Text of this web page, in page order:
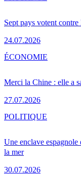
Sept pays votent
24.07.2026
Merci la Chine : elle a
27.07.2026
ÉCONOMIE
Une enclave
la mer
30.07.2026
POLITIQUE